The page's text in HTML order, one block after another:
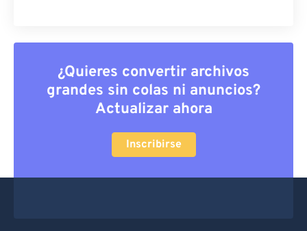
¿Quieres convertir archivos
grandes sin colas ni anuncios?
Actualizar ahora
Inscribirse